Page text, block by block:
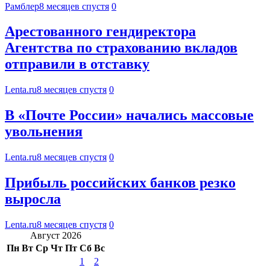
Рамблер8 месяцев спустя 0
Арестованного гендиректора
Агентства по страхованию вкладов
отправили в отставку
Lenta.ru8 месяцев спустя 0
В «Почте России» начались массовые
увольнения
Lenta.ru8 месяцев спустя 0
Прибыль российских банков резко
выросла
Lenta.ru8 месяцев спустя 0
Август 2026
Пн Вт Ср Чт Пт Сб Вс
1
2